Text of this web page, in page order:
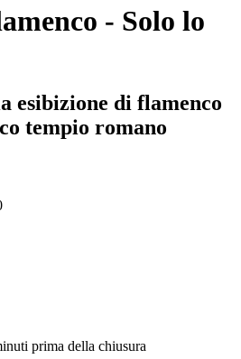
- Solo lo
esibizione di flamenco
tempio romano
prima della chiusura